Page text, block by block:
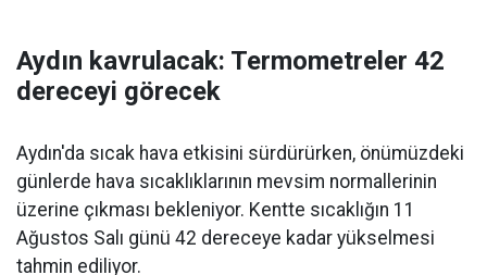
Aydın kavrulacak: Termometreler 42
dereceyi görecek
Aydın'da sıcak hava etkisini sürdürürken, önümüzdeki
günlerde hava sıcaklıklarının mevsim normallerinin
üzerine çıkması bekleniyor. Kentte sıcaklığın 11
Ağustos Salı günü 42 dereceye kadar yükselmesi
tahmin ediliyor.